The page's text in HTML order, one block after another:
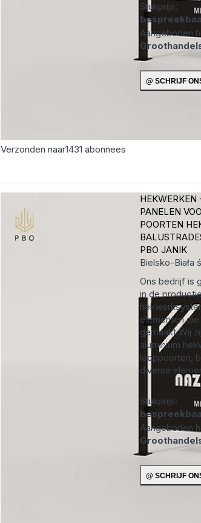
Verzonden naar1431 abonnees
Stukprijs:
Aangeboden
PANELEN
POORTEN
PBO JANIK
Bielsko-Biała
Ons bedrijf is
in de
elementen
gemaakt.Wij
aluminium
looppoorten,
diverse
Stukprijs:
Aangeboden